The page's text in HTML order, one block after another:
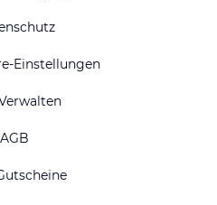
Einstellungen
AGB